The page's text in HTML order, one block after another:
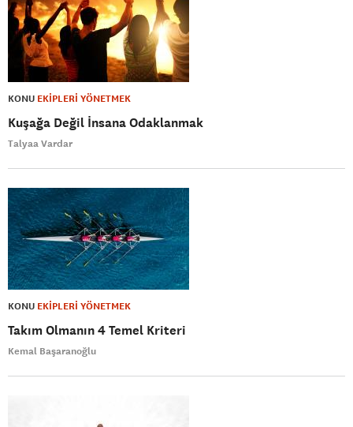
KONU EKİPLERİ YÖNETMEK
Kuşağa Değil İnsana Odaklanmak
Talyaa Vardar
KONU EKİPLERİ YÖNETMEK
Takım Olmanın 4 Temel Kriteri
Kemal Başaranoğlu